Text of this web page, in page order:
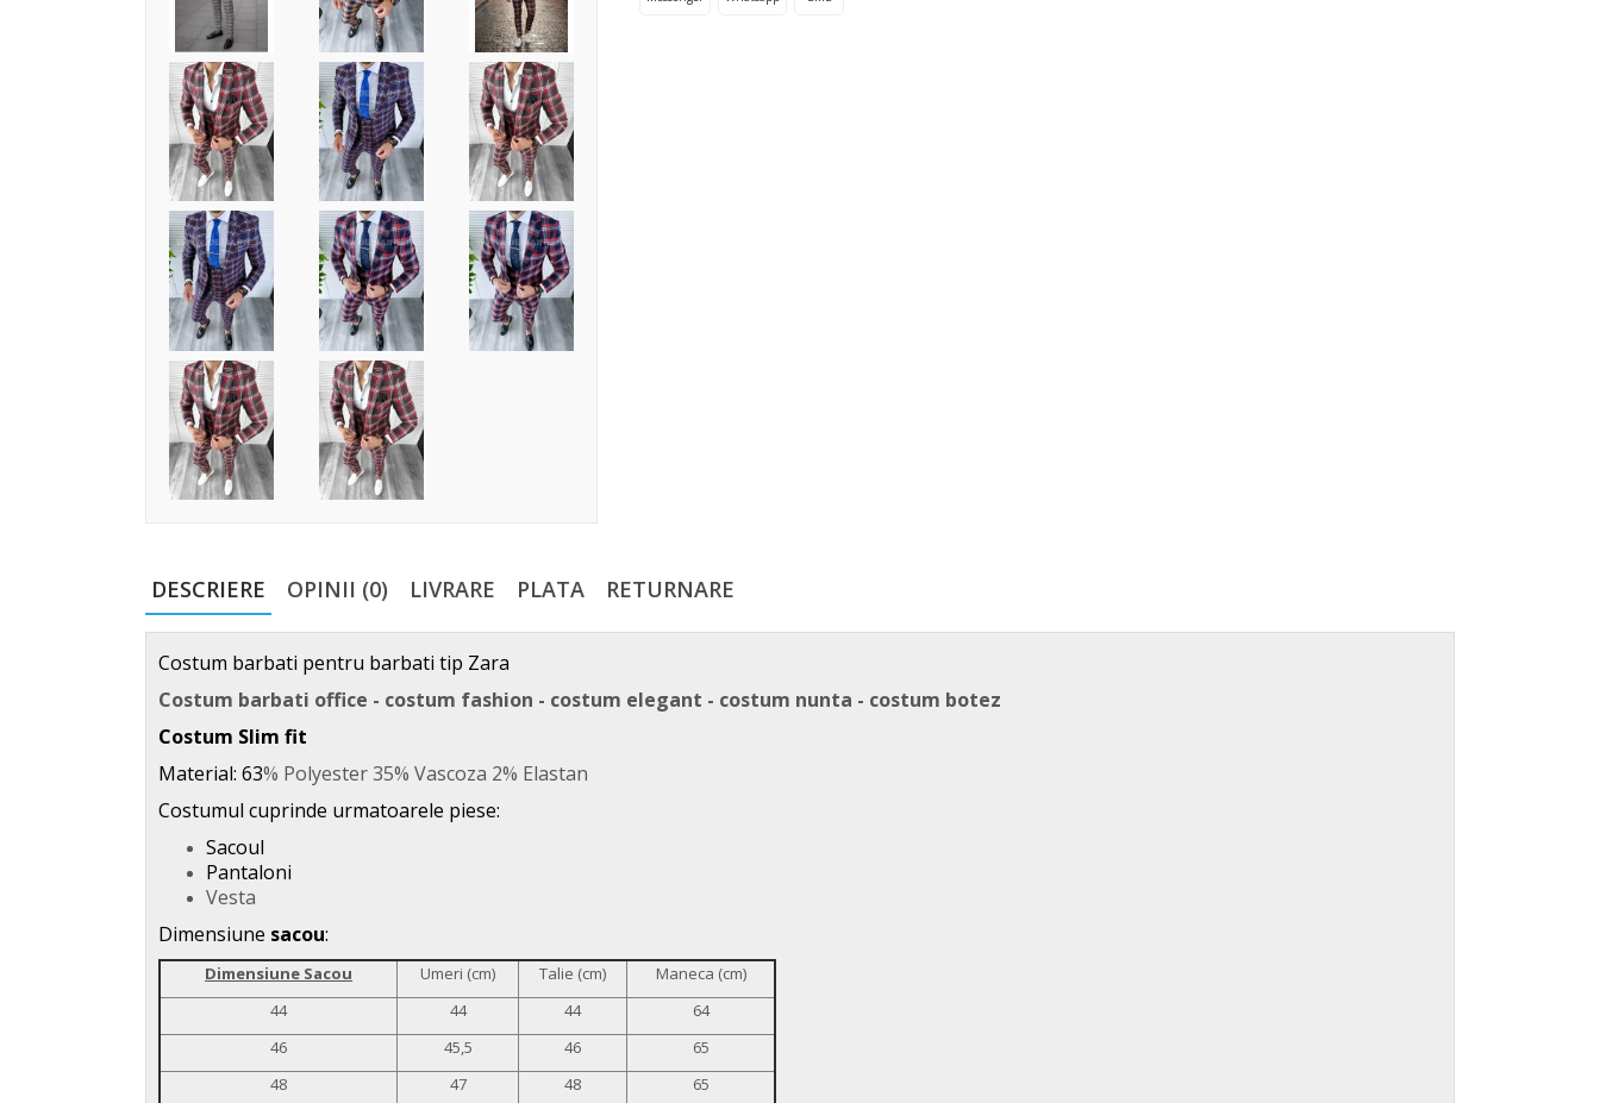
DESCRIERE OPINII (0) LIVRARE PLATA RETURNARE
Costum barbati pentru barbati tip Zara
Costum barbati office - costum fashion - costum elegant - costum nunta - costum botez
Costum Slim fit
Material: 63% Polyester 35% Vascoza 2% Elastan
Costumul cuprinde urmatoarele piese:
Sacoul
Pantaloni
Vesta
Dimensiune sacou:
Dimensiune Sacou Umeri (cm) Talie (cm)
Maneca (cm)
44
44 44
64
46
45,5 46
65
48
47 48
65